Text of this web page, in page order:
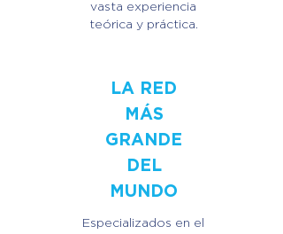
vasta experiencia
teórica y práctica.
LA RED
MÁS
GRANDE
DEL
MUNDO
Especializados en el